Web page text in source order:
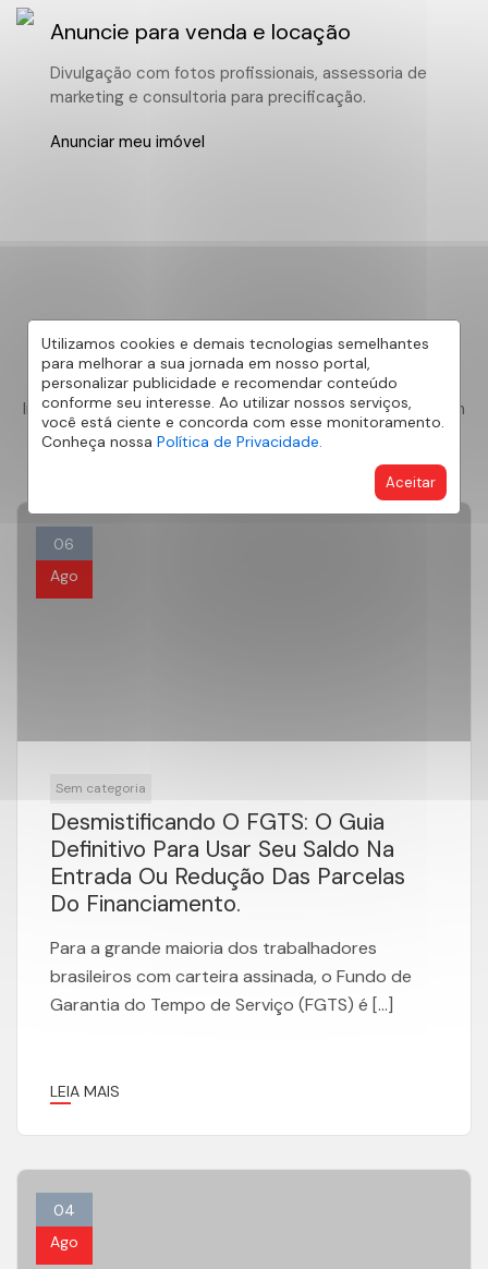
Utilizamos cookies e demais tecnologias semelhantes
para melhorar a sua jornada em nosso portal,
personalizar publicidade e recomendar conteúdo
conforme seu interesse. Ao utilizar nossos serviços,
você está ciente e concorda com esse monitoramento.
Conheça nossa Política de Privacidade.
Aceitar
Anuncie para venda e locação
Divulgação com fotos profissionais, assessoria de
marketing e consultoria para precificação.
Anunciar meu imóvel
Últimas do Blog
Informações para quem quer comprar, vender ou alugar um
imóvel, dicas de decoração e dos melhores lugares de
06
Ago
Sem categoria
Desmistificando O FGTS: O Guia
Definitivo Para Usar Seu Saldo Na
Entrada Ou Redução Das Parcelas
Do Financiamento.
Para a grande maioria dos trabalhadores
brasileiros com carteira assinada, o Fundo de
Garantia do Tempo de Serviço (FGTS) é […]
LEIA MAIS
04
Ago